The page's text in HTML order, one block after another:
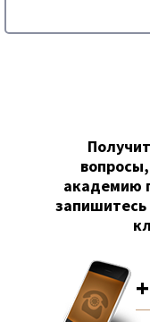
академию